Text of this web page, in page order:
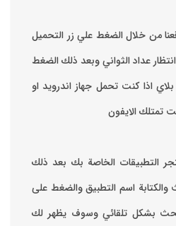
من خلال الضغط علي زر التحميل
عداد الثواني وبعد ذلك الضغط
اذا كنت تحمل جهاز اندرويد او
تمتلك الايفون
التطبيقات الخاصة بك ‏بعد ذلك
والكتابة اسم التطبيق والضغط على
بشكل تلقائي وسوف يظهر لك